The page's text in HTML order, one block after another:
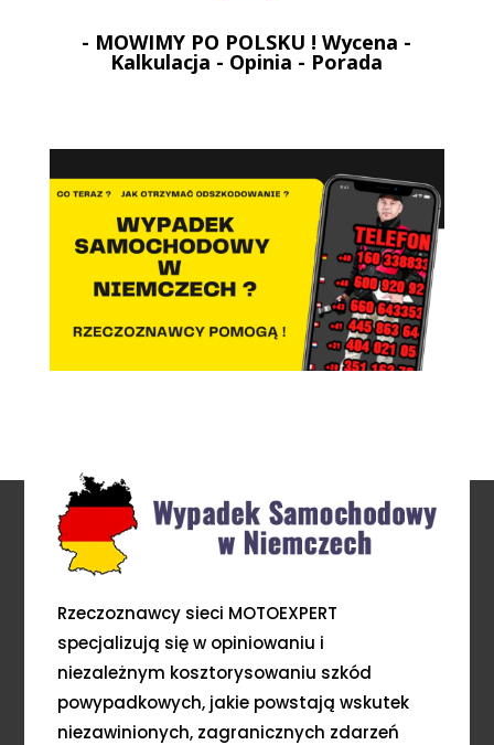
- MOWIMY PO POLSKU ! Wycena -
Kalkulacja - Opinia - Porada
Rzeczoznawcy sieci MOTOEXPERT
specjalizują się w opiniowaniu i
niezależnym kosztorysowaniu szkód
powypadkowych, jakie powstają wskutek
niezawinionych, zagranicznych zdarzeń